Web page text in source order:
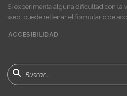
Si experimenta alguna dificultad con la
web, puede rellenar el formulario de
menu
ACCESIBILIDAD
Buscar